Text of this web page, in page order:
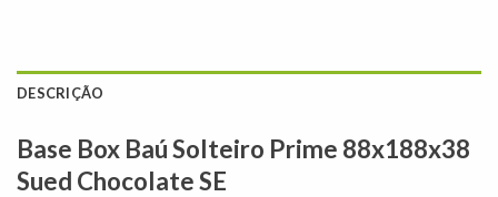
DESCRIÇÃO
Base Box Baú Solteiro Prime 88x188x38
Sued Chocolate SE